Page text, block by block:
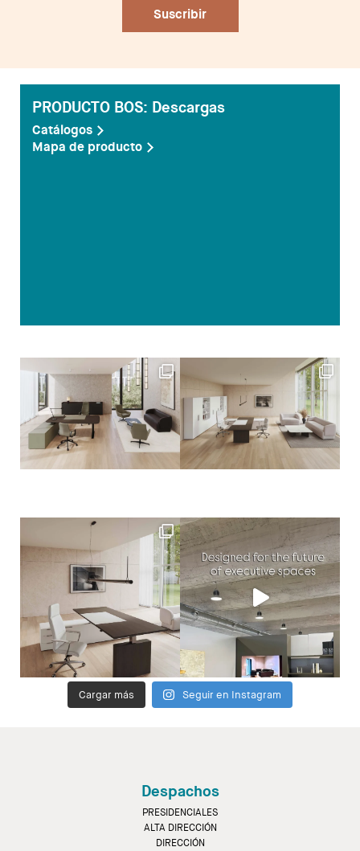
PRODUCTO BOS: Descargas
Catálogos
Mapa de producto
Cargar más Seguir en Instagram
Despachos
PRESIDENCIALES
ALTA DIRECCIÓN
DIRECCIÓN